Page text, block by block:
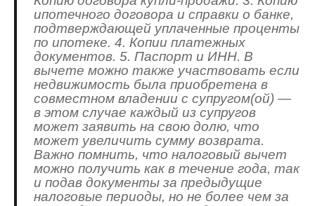
ипотечного договора и справки о банке,
подтверждающей уплаченные проценты
по ипотеке. 4. Копии платежных
документов. 5. Паспорт и ИНН. В
вычете можно также участвовать если
недвижимость была приобретена в
совместном владении с супругом(ой) —
в этом случае каждый из супругов
может заявить на свою долю, что
может увеличить сумму возврата.
Важно помнить, что налоговый вычет
можно получить как в течение года, так
и подав документы за предыдущие
налоговые периоды, но не более чем за